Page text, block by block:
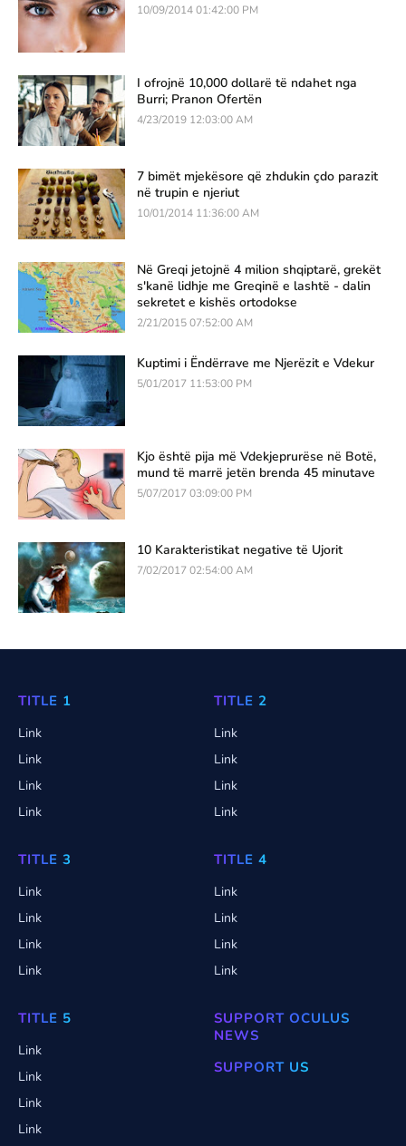
10/09/2014 01:42:00 PM
I ofrojnë 10,000 dollarë të ndahet nga
Burri; Pranon Ofertën
4/23/2019 12:03:00 AM
7 bimët mjekësore që zhdukin çdo parazit
në trupin e njeriut
10/01/2014 11:36:00 AM
Në Greqi jetojnë 4 milion shqiptarë, grekët
s'kanë lidhje me Greqinë e lashtë - dalin
sekretet e kishës ortodokse
2/21/2015 07:52:00 AM
Kuptimi i Ëndërrave me Njerëzit e Vdekur
5/01/2017 11:53:00 PM
Kjo është pija më Vdekjeprurëse në Botë,
mund të marrë jetën brenda 45 minutave
5/07/2017 03:09:00 PM
10 Karakteristikat negative të Ujorit
7/02/2017 02:54:00 AM
TITLE 1
Link
Link
Link
Link
TITLE 2
Link
Link
Link
Link
TITLE 3
Link
Link
Link
Link
TITLE 4
Link
Link
Link
Link
TITLE 5
Link
Link
Link
Link
SUPPORT OCULUS
NEWS
SUPPORT US